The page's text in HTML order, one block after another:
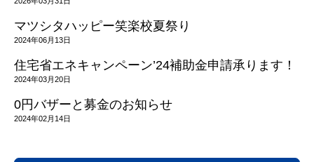
マツシタハッピー笑楽校夏祭り
2024年06月13日
住宅省エネキャンペーン’24補助金申請承ります！
2024年03月20日
0円バザーと募金のお知らせ
2024年02月14日